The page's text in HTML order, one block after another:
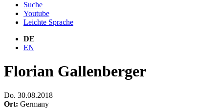
Suche
Youtube
Leichte Sprache
DE
EN
Florian Gallenberger
Do. 30.08.2018
Ort: Germany